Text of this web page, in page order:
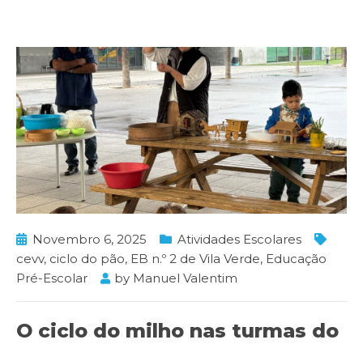
Novembro 6, 2025
Atividades Escolares
cevv, ciclo do pão, EB n.º 2 de Vila Verde, Educação
Pré-Escolar
by Manuel Valentim
O ciclo do milho nas turmas do